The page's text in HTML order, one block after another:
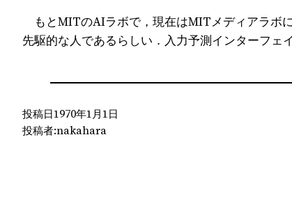
もとMITのAIラボで，現在はMITメディアラボ
先駆的な人であるらしい．入力予測インターフェ
投稿日1970年1月1日
投稿者:nakahara